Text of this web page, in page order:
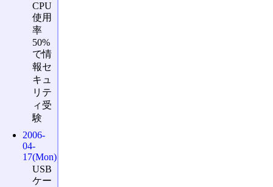
CPU
使用
率
50%
で情
報セ
キュ
リテ
ィ受
験
2006-
04-
17(Mon)
USB
ケー